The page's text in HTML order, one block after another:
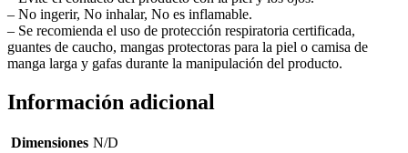
– No ingerir, No inhalar, No es inflamable.
– Se recomienda el uso de protección respiratoria certificada,
guantes de caucho, mangas protectoras para la piel o camisa de
manga larga y gafas durante la manipulación del producto.
Información adicional
Dimensiones N/D